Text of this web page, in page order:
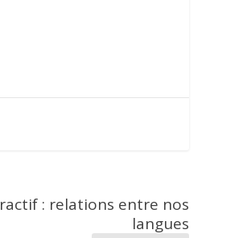
: relations entre nos
langues